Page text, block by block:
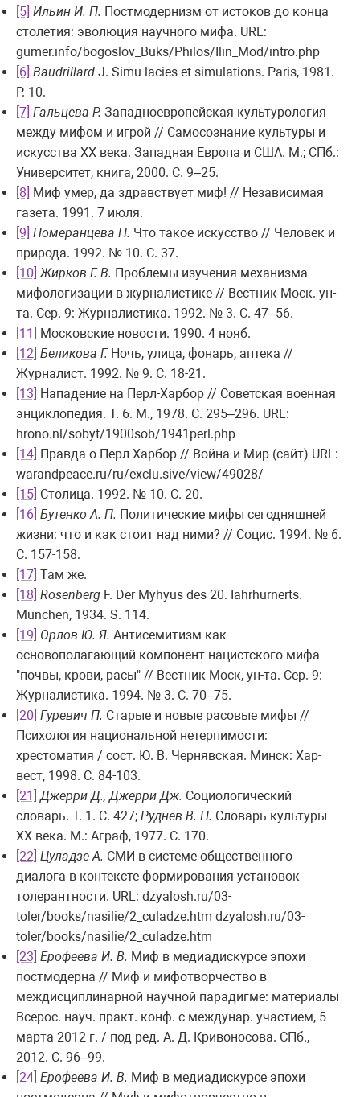
[5] Ильин И. П. Постмодернизм от истоков до конца
столетия: эволюция научного мифа. URL:
gumer.info/bogoslov_Buks/Philos/Ilin_Mod/intro.php
[6] Baudrillard J. Simu lacies et simulations. Paris, 1981.
P. 10.
[7] Гальцева P. Западноевропейская культурология
между мифом и игрой // Самосознание культуры и
искусства XX века. Западная Европа и США. М.; СПб.:
Университет, книга, 2000. С. 9–25.
[8] Миф умер, да здравствует миф! // Независимая
газета. 1991. 7 июля.
[9] Померанцева Н. Что такое искусство // Человек и
природа. 1992. № 10. С. 37.
[10] Жирков Г. В. Проблемы изучения механизма
мифологизации в журналистике // Вестник Моск. ун-
та. Сер. 9: Журналистика. 1992. № 3. С. 47–56.
[11]
Московские новости. 1990. 4 нояб.
[12] Беликова Г.Ночь, улица, фонарь, аптека //
Журналист. 1992. № 9. С. 18-21.
[13] Нападение на Перл-Харбор // Советская военная
энциклопедия. Т. 6. М., 1978. С. 295–296. URL:
hrono.nl/sobyt/1900sob/1941perl.php
[14] Правда о Перл Харбор // Война и Мир (сайт) URL:
warandpeace.ru/ru/exclu.sive/view/49028/
[15] Столица. 1992. № 10. С. 20.
[16] Бутенко А. П. Политические мифы сегодняшней
жизни: что и как стоит над ними? // Социс. 1994. № 6.
С. 157-158.
[17] Там же.
[18] Rosenberg F. Der Myhyus des 20. Iahrhurnerts.
Munchen, 1934. S. 114.
[19] Орлов Ю. Я. Антисемитизм как
основополагающий компонент нацистского мифа
"почвы, крови, расы" // Вестник Моск, ун-та. Сер. 9:
Журналистика. 1994. № 3. С. 70–75.
[20] Гуревич П. Старые и новые расовые мифы //
Психология национальной нетерпимости:
хрестоматия / сост. Ю. В. Чернявская. Минск: Хар-
вест, 1998. С. 84-103.
[21]
Джерри Д., Джерри Дж. Социологический
словарь. Т. 1. С. 427; Руднев В. П. Словарь культуры
XX века. М.: Аграф, 1977. С. 170.
[22] Цуладзе А. СМИ в системе общественного
диалога в контексте формирования установок
толерантности. URL: dzyalosh.ru/03-
toler/books/nasilie/2_culadze.htm dzyalosh.ru/03-
toler/books/nasilie/2_culadze.htm
[23] Ерофеева И. В. Миф в медиадискурсе эпохи
постмодерна // Миф и мифотворчество в
междисциплинарной научной парадигме: материалы
Всерос. науч.-практ. конф. с междунар. участием, 5
марта 2012 г. / под ред. А. Д. Кривоносова. СПб.,
2012. С. 96–99.
[24] Ерофеева И. В. Миф в медиадискурсе эпохи